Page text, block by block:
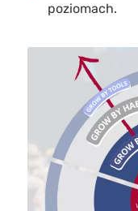
poziomach.